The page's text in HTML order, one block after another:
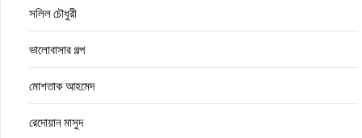
সলিল চৌধুরী
ভালোবাসার গল্প
মোশতাক আহমেদ
রেদোয়ান মাসুদ